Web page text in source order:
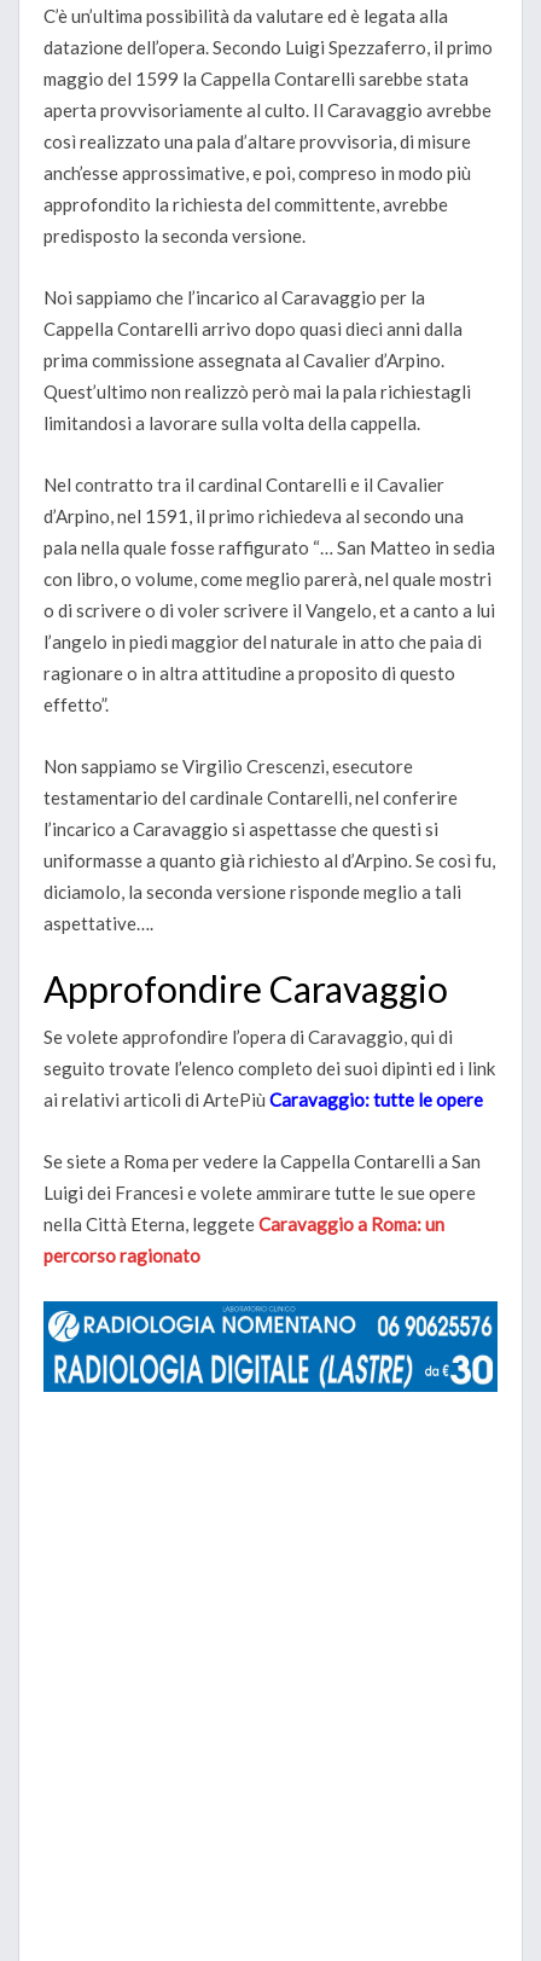
C’è un’ultima possibilità da valutare ed è legata alla
datazione dell’opera. Secondo Luigi Spezzaferro, il primo
maggio del 1599 la Cappella Contarelli sarebbe stata
aperta provvisoriamente al culto. Il Caravaggio avrebbe
così realizzato una pala d’altare provvisoria, di misure
anch’esse approssimative, e poi, compreso in modo più
approfondito la richiesta del committente, avrebbe
predisposto la seconda versione.
Noi sappiamo che l’incarico al Caravaggio per la
Cappella Contarelli arrivo dopo quasi dieci anni dalla
prima commissione assegnata al Cavalier d’Arpino.
Quest’ultimo non realizzò però mai la pala richiestagli
limitandosi a lavorare sulla volta della cappella.
Nel contratto tra il cardinal Contarelli e il Cavalier
d’Arpino, nel 1591, il primo richiedeva al secondo una
pala nella quale fosse raffigurato “… San Matteo in sedia
con libro, o volume, come meglio parerà, nel quale mostri
o di scrivere o di voler scrivere il Vangelo, et a canto a lui
l’angelo in piedi maggior del naturale in atto che paia di
ragionare o in altra attitudine a proposito di questo
effetto”.
Non sappiamo se Virgilio Crescenzi, esecutore
testamentario del cardinale Contarelli, nel conferire
l’incarico a Caravaggio si aspettasse che questi si
uniformasse a quanto già richiesto al d’Arpino. Se così fu,
diciamolo, la seconda versione risponde meglio a tali
aspettative….
Approfondire Caravaggio
Se volete approfondire l’opera di Caravaggio, qui di
seguito trovate l’elenco completo dei suoi dipinti ed i link
ai relativi articoli di ArtePiù Caravaggio: tutte le opere
Se siete a Roma per vedere la Cappella Contarelli a San
Luigi dei Francesi e volete ammirare tutte le sue opere
nella Città Eterna, leggeteCaravaggio a Roma: un
percorso ragionato